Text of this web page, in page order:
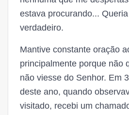
estava procurando...
verdadeiro.
Mantive constante oração
principalmente porque não
não viesse do Senhor. Em
deste ano, quando
visitado, recebi um